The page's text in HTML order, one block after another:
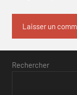
Rechercher